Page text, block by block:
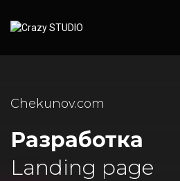
Chekunov.com
Разработка
Landing page